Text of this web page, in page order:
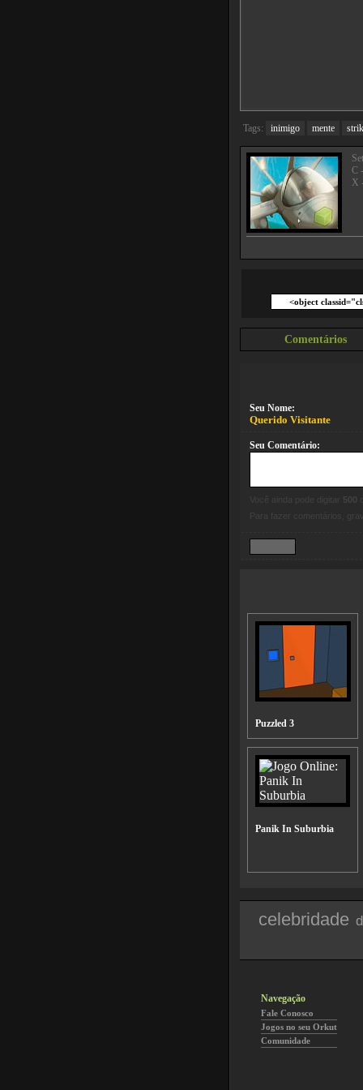
Tags: inimigo mente
C
X
Comentários
Seu Nome:
Querido Visitante
Seu Comentário:
500
Para fazer comentários,
Puzzled 3
Panik In Suburbia
celebridade
Navegação
Fale Conosco
Jogos no seu Orkut
Comunidade